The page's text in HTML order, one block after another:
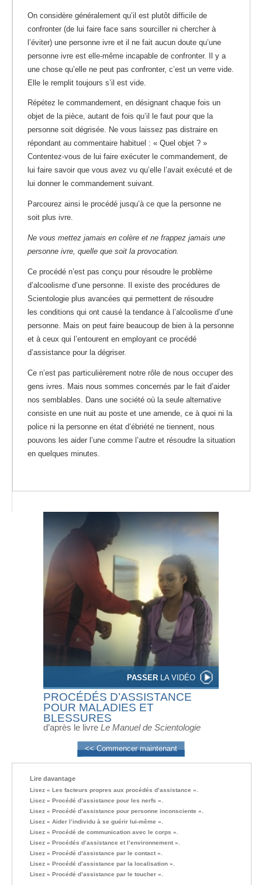
PASSER LA VIDÉO
PROCÉDÉS D’ASSISTANCE
POUR MALADIES ET
BLESSURES
d’après le livre Le Manuel de Scientologie
<< Commencer maintenant
On considère généralement qu’il est plutôt difficile de
confronter (de lui faire face sans sourciller ni chercher à
l’éviter) une personne ivre et il ne fait aucun doute qu’une
personne ivre est elle-même incapable de confronter. Il y a
une chose qu’elle ne peut pas confronter, c’est un verre vide.
Elle le remplit toujours s’il est vide.
Répétez le commandement, en désignant chaque fois un
objet de la pièce, autant de fois qu’il le faut pour que la
personne soit dégrisée. Ne vous laissez pas distraire en
répondant au commentaire habituel : « Quel objet ? »
Contentez-vous de lui faire exécuter le commandement, de
lui faire savoir que vous avez vu qu’elle l’avait exécuté et de
lui donner le commandement suivant.
Parcourez ainsi le procédé jusqu’à ce que la personne ne
soit plus ivre.
Ne vous mettez jamais en colère et ne frappez jamais une
personne ivre, quelle que soit la provocation.
Ce procédé n’est pas conçu pour résoudre le problème
d’alcoolisme d’une personne. Il existe des procédures de
Scientologie plus avancées qui permettent de résoudre
les conditions qui ont causé la tendance à l’alcoolisme d’une
personne. Mais on peut faire beaucoup de bien à la personne
et à ceux qui l’entourent en employant ce procédé
d’assistance pour la dégriser.
Ce n’est pas particulièrement notre rôle de nous occuper des
gens ivres. Mais nous sommes concernés par le fait d’aider
nos semblables. Dans une société où la seule alternative
consiste en une nuit au poste et une amende, ce à quoi ni la
police ni la personne en état d’ébriété ne tiennent, nous
pouvons les aider l’une comme l’autre et résoudre la situation
en quelques minutes.
Lire davantage
Lisez « Les facteurs propres aux procédés d’assistance ».
Lisez « Procédé d’assistance pour les nerfs ».
Lisez « Procédé d’assistance pour personne inconsciente ».
Lisez « Aider l’individu à se guérir lui-même ».
Lisez « Procédé de communication avec le corps ».
Lisez « Procédés d’assistance et l’environnement ».
Lisez « Procédé d’assistance par le contact ».
Lisez « Procédé d’assistance par la localisation ».
Lisez « Procédé d’assistance par le toucher ».